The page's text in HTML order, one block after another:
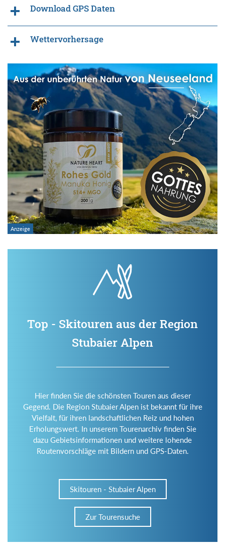
Download GPS Daten
Wettervorhersage
Top - Skitouren aus der Region
Stubaier Alpen
Hier finden Sie die schönsten Touren aus dieser
Gegend. Die Region Stubaier Alpen ist bekannt für ihre
Vielfalt, für ihren landschaftlichen Reiz und hohen
Erholungswert. In unserem Tourenarchiv finden Sie
dazu Gebietsinformationen und weitere lohende
Routenvorschläge mit Bildern und GPS-Daten.
Skitouren - Stubaier Alpen
Zur Tourensuche